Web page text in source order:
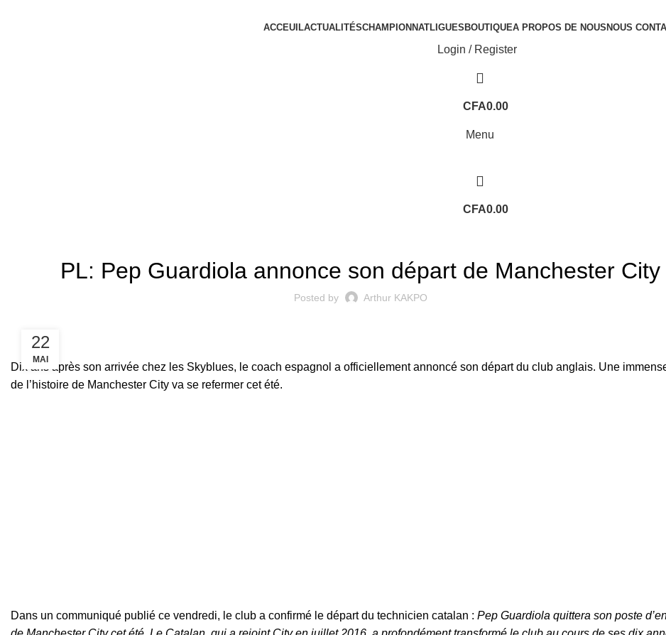
ACCEUILACTUALITÉSCHAMPIONNATLIGUES BOUTIQUEA PROPOS DE NOUS NOUS
Login / Register
CFA0.00
Menu
CFA0.00
PL: Pep Guardiola annonce son départ de Manchester City
Posted by Arthur KAKPO
22
MAI
Dix ans après son arrivée chez les Skyblues, le coach espagnol a officiellement annoncé son départ du club anglais. Une
de l’histoire de Manchester City va se refermer cet été.
Dans un communiqué publié ce vendredi, le club a confirmé le départ du technicien catalan : Pep Guardiola quittera son poste